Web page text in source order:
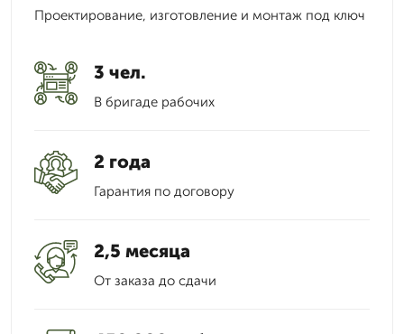
Проектирование, изготовление и монтаж под ключ
3 чел.
В бригаде рабочих
2 года
Гарантия по договору
2,5 месяца
От заказа до сдачи